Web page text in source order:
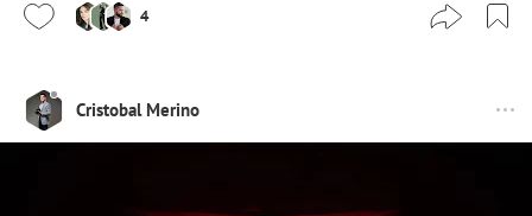
4
Cristobal Merino